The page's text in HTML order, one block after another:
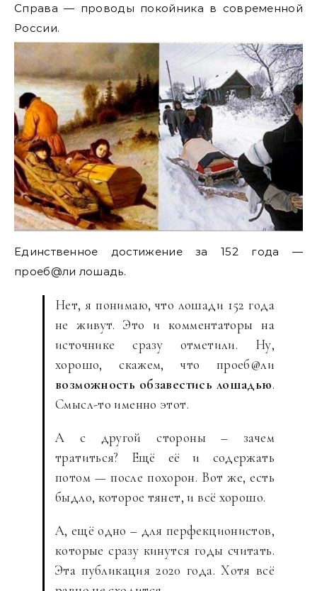
Справа — проводы покойника в современной
России.
Единственное достижение за 152 года —
проеб@ли лошадь.
Нет, я понимаю, что лошади 152 года
не живут. Это и комментаторы на
источнике сразу отметили. Ну,
хорошо, скажем, что проеб@ли
возможность обзавестись лошадью.
Смысл-то именно этот.
А с другой стороны – зачем
тратиться? Ещё её и содержать
потом — после похорон. Вот же, есть
быдло, которое тянет, и всё хорошо.
А, ещё одно – для перфекционистов,
которые сразу кинутся годы считать.
Эта публикация 2020 года. Хотя всё